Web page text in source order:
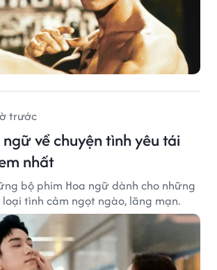
trước
về chuyện tình yêu tái
nhất
bộ phim Hoa ngữ dành cho những
tình cảm ngọt ngào, lãng mạn.